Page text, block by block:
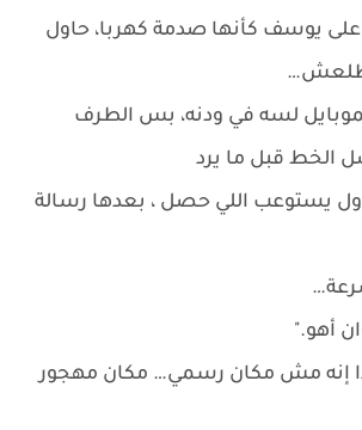
على يوسف كأنها صدمة كهربا، حاول
لسه في ودنه، بس الطرف
الخط قبل ما يرد
يستوعب اللي حصل ، بعدها رسالة
أهو."
إنه مش مكان رسمي… مكان مهجور